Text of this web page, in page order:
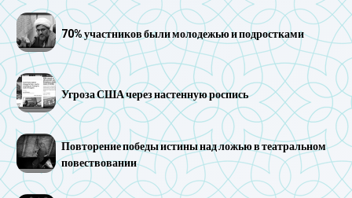
70% участников были молодежью и подростками
Угроза США через настенную роспись
Повторение победы истины над ложью в театральном
повествовании